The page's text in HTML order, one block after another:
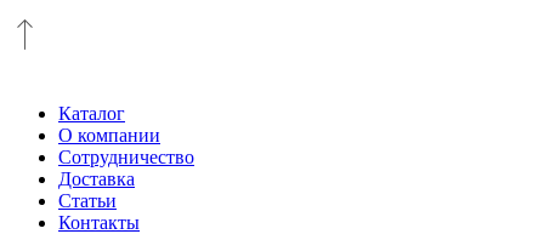
Каталог
О компании
Сотрудничество
Доставка
Статьи
Контакты